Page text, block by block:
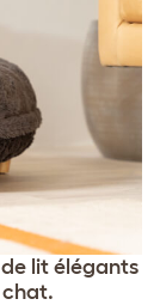
lit élégants
chat.